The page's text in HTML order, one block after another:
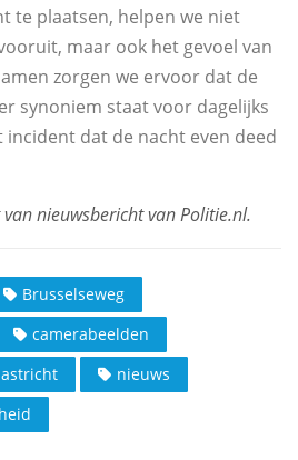
te plaatsen, helpen we niet
maar ook het gevoel van
zorgen we ervoor dat de
synoniem staat voor dagelijks
dat de nacht even deed
Brusselseweg
camerabeelden
nieuws